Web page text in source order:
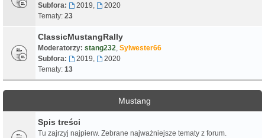
Subfora:
2019,
2020
Tematy: 23
ClassicMustangRally
Moderatorzy: stang232, Sylwester66
Subfora:
2019,
2020
Tematy: 13
Mustang
Spis treści
Tu zajrzyj najpierw. Zebrane najważniejsze tematy z forum.